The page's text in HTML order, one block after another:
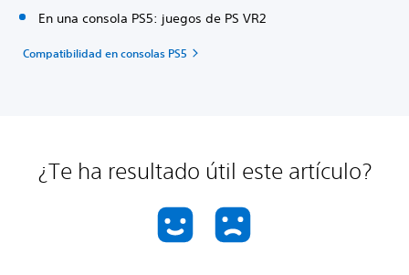
En una consola PS5: juegos de PS VR2
Compatibilidad en consolas PS5
¿Te ha resultado útil este artículo?